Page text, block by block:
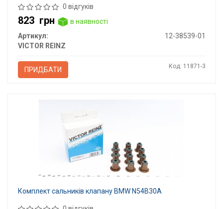
0 відгуків
823 грн
в наявності
Артикул:
12-38539-01
VICTOR REINZ
ПРИДБАТИ Код: 11871-3
Комплект сальників клапану BMW N54B30A